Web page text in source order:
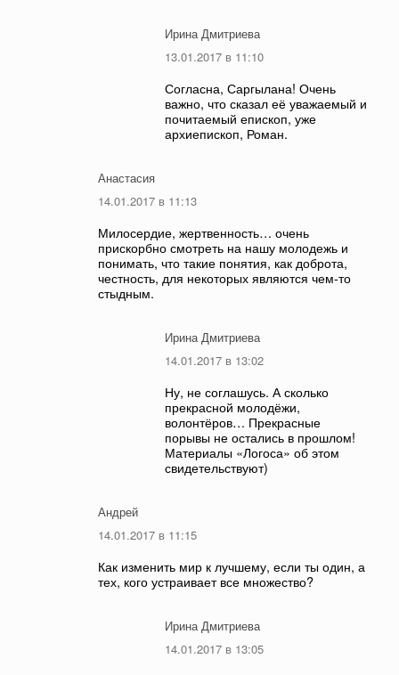
Ирина Дмитриева
13.01.2017 в 11:10
Согласна, Саргылана! Очень
важно, что сказал её уважаемый и
почитаемый епископ, уже
архиепископ, Роман.
Анастасия
14.01.2017 в 11:13
Милосердие, жертвенность… очень
прискорбно смотреть на нашу молодежь и
понимать, что такие понятия, как доброта,
честность, для некоторых являются чем-то
стыдным.
Ирина Дмитриева
14.01.2017 в 13:02
Ну, не соглашусь. А сколько
прекрасной молодёжи,
волонтёров… Прекрасные
порывы не остались в прошлом!
Материалы «Логоса» об этом
свидетельствуют)
Андрей
14.01.2017 в 11:15
Как изменить мир к лучшему, если ты один, а
тех, кого устраивает все множество?
Ирина Дмитриева
14.01.2017 в 13:05